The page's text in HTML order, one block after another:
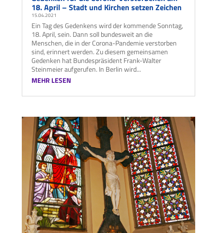
18. April – Stadt und Kirchen setzen Zeichen
15.04.2021
Ein Tag des Gedenkens wird der kommende Sonntag,
18. April, sein. Dann soll bundesweit an die
Menschen, die in der Corona-Pandemie verstorben
sind, erinnert werden. Zu diesem gemeinsamen
Gedenken hat Bundespräsident Frank-Walter
Steinmeier aufgerufen. In Berlin wird...
MEHR LESEN